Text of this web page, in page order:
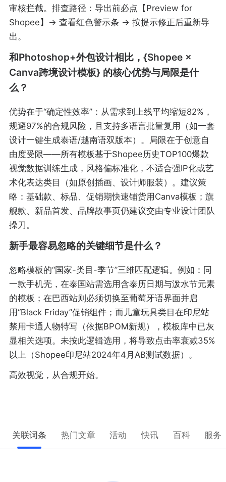
审核拦截。排查路径：导出前必点【Preview for
Shopee】→ 查看红色警示条 → 按提示修正后重新导
出。
和Photoshop+外包设计相比，{Shopee ×
Canva跨境设计模板} 的核心优势与局限是什
么？
优势在于“确定性效率”：从需求到上线平均缩短82%，
规避97%的合规风险，且支持多语言批量复用（如一套
设计一键生成泰语/越南语双版本）。局限在于创意自
由度受限——所有模板基于Shopee历史TOP100爆款
视觉数据训练生成，风格偏标准化，不适合强IP化或艺
术化表达类目（如原创插画、设计师服装）。建议策
略：基础款、标品、促销期快速铺货用Canva模板；旗
舰款、新品首发、品牌故事页仍建议交由专业设计团队
操刀。
新手最容易忽略的关键细节是什么？
忽略模板的“国家-类目-季节”三维匹配逻辑。例如：同
一款手机壳，在泰国站需选用含泰历日期与泼水节元素
的模板；在巴西站则必须切换至葡萄牙语界面并启
用“Black Friday”促销组件；而儿童玩具类目在印尼站
禁用卡通人物特写（依据BPOM新规），模板库中已灰
显相关选项。未按此逻辑选用，将导致点击率衰减35%
以上（Shopee印尼站2024年4月AB测试数据）。
高效视觉，从合规开始。
关联词条 热门文章 活动 快讯 百科 服务